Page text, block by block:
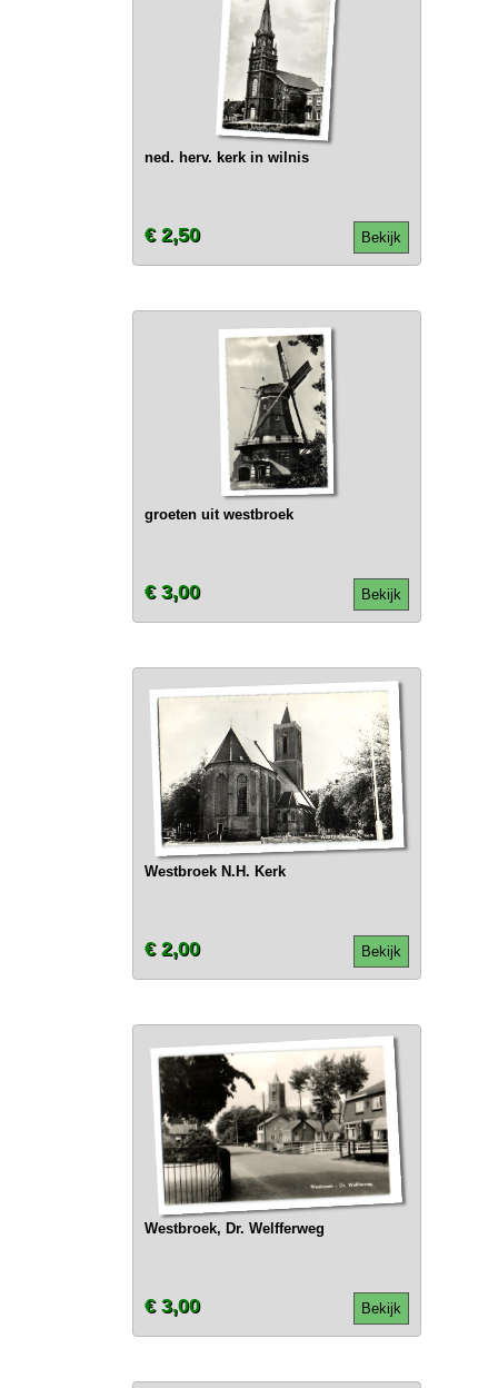
ned. herv. kerk in wilnis
Bekijk
€ 2,50
groeten uit westbroek
Bekijk
€ 3,00
Westbroek N.H. Kerk
Bekijk
€ 2,00
Westbroek, Dr. Welfferweg
Bekijk
€ 3,00